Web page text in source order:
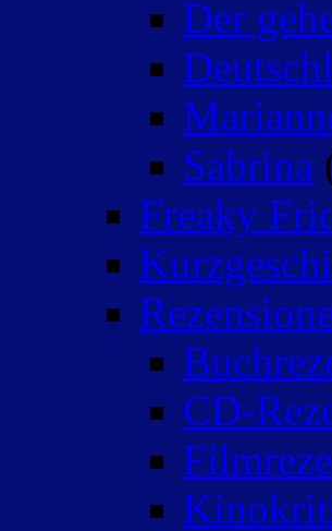
Der
Sabrina
Freaky
CD-